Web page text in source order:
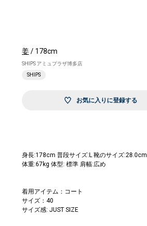
姜/ 178cm
SHIPS アミュプラザ博多店
SHIPS
お気に入りに登録する
身長:178cm 普段サイズ:L 靴のサイズ:28.0cm
体重:67kg 体型: 標準 肩幅:広め
着用アイテム：コート
サイズ：40
サイズ感: JUST SIZE